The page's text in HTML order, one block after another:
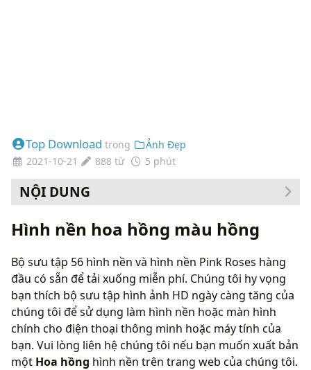
Top Download trong
Ảnh Đẹp
2021-10-21
888 từ 5 phút
NỘI DUNG
Hình nền hoa hồng màu hồng
Bộ sưu tập 56 hình nền và hình nền Pink Roses hàng
đầu có sẵn để tải xuống miễn phí. Chúng tôi hy vọng
bạn thích bộ sưu tập hình ảnh HD ngày càng tăng của
chúng tôi để sử dụng làm hình nền hoặc màn hình
chính cho điện thoại thông minh hoặc máy tính của
bạn. Vui lòng liên hệ chúng tôi nếu bạn muốn xuất bản
một Hoa hồng hình nền trên trang web của chúng tôi.